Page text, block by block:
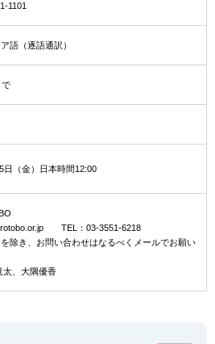
1101
語（逐語通訳）
で
日（金）日本時間12:00
TEL：03-3551-6218
を除き、お問い合わせはなるべくメールでお願い
太、大隅優香